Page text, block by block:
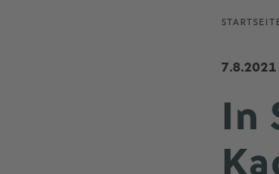
7.8.2021